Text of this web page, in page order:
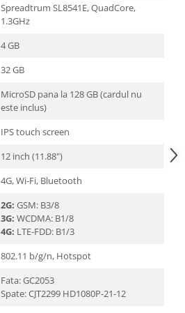
Spreadtrum SL8541E, QuadCore,
1.3GHz
4 GB
32 GB
MicroSD pana la 128 GB (cardul nu
este inclus)
IPS touch screen
12 inch (11.88")
4G, Wi-Fi, Bluetooth
2G: GSM: B3/8
3G: WCDMA: B1/8
4G: LTE-FDD: B1/3
802.11 b/g/n, Hotspot
Fata: GC2053
Spate: CJT2299 HD1080P-21-12